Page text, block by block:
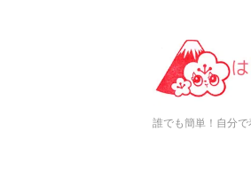
誰でも簡単！自分